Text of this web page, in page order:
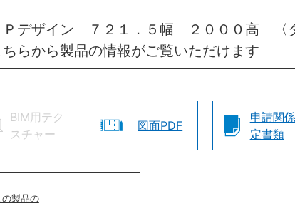
デザイン ７２１．５幅 ２０００高 〈
らから製品の情報がご覧いただけます
BIM用テク
スチャー
図面PDF
申請関
定書類
の製品の